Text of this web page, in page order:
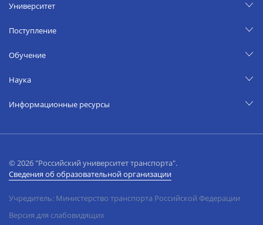
Университет
Поступление
Обучение
Наука
Информационные ресурсы
© 2026 "Российский университет транспорта".
Сведения об образовательной организации
Учредитель: Министерство транспорта Российской Федерации
Версия для слабовидящих